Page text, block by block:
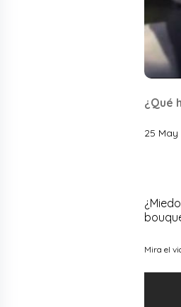
¿Qué
25 May
Mira el